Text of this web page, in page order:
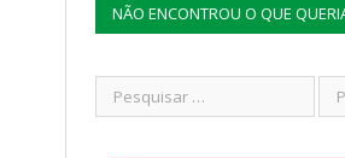
NÃO ENCONTROU O QUE